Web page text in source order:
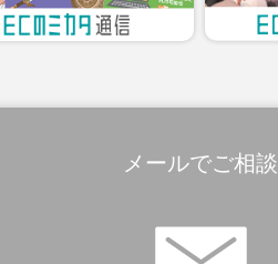
メールでご相談